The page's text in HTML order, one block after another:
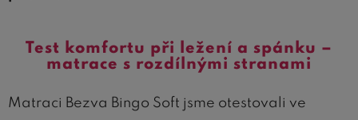
Test komfortu při ležení a spánku –
matrace s rozdílnými stranami
Matraci Bezva Bingo Soft jsme otestovali ve